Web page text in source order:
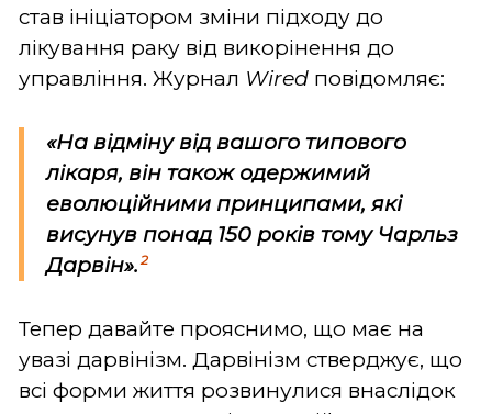
став ініціатором зміни підходу до
лікування раку від викорінення до
управління. Журнал Wired повідомляє:
«На відміну від вашого типового
лікаря, він також одержимий
еволюційними принципами, які
висунув понад 150 років тому Чарльз
Дарвін». 2
Тепер давайте прояснимо, що має на
увазі дарвінізм. Дарвінізм стверджує, що
всі форми життя розвинулися внаслідок